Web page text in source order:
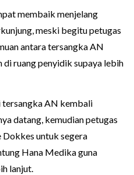
membaik menjelang
meski begitu petugas
antara tersangka AN
ruang penyidik supaya lebih
AN kembali
datang, kemudian petugas
Dokkes untuk segera
Hana Medika guna
lanjut.